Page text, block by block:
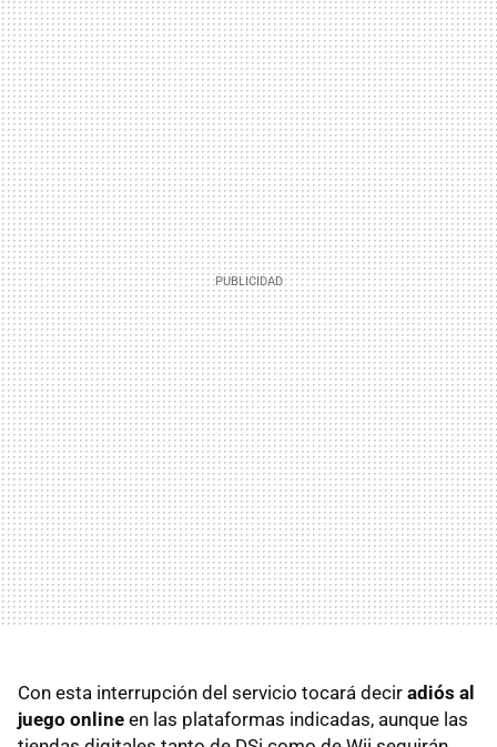
Con esta interrupción del servicio tocará decir adiós al
juego online en las plataformas indicadas, aunque las